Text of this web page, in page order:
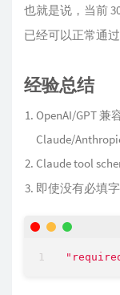
也就是说，当前
已经可以正常通过
经验总结
OpenAI/GPT 兼
Claude/
Claude tool
即使没有必填